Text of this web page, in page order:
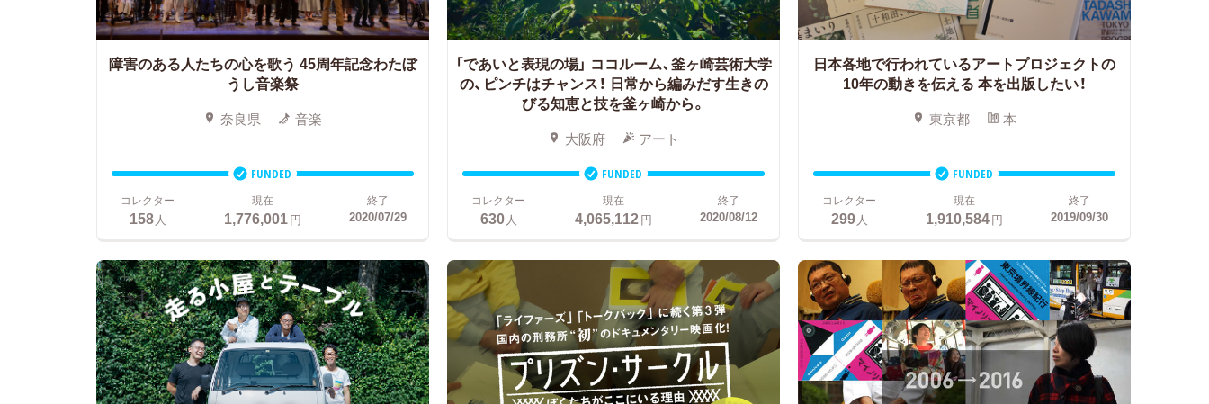
障害のある人たちの心を歌う 45周年記念わたぼ
うし音楽祭
奈良県 音楽
FUNDED
コレクター
158人
現在
1,776,001円
終了
2020/07/29
「であいと表現の場」 ココルーム、釜ヶ崎芸術大学
の、ピンチはチャンス！ 日常から編みだす生きの
びる知恵と技を釜ヶ崎から。
大阪府 アート
FUNDED
コレクター
630人
現在
4,065,112円
終了
2020/08/12
日本各地で行われているアートプロジェクトの
10年の動きを伝える 本を出版したい！
東京都 本
FUNDED
コレクター
299人
現在
1,910,584円
終了
2019/09/30